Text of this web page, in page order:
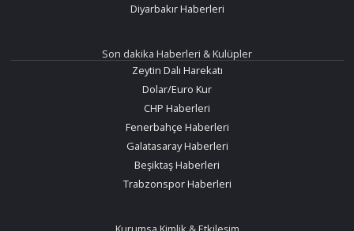
Diyarbakır Haberleri
Son dakika Haberleri & Kulüpler
Zeytin Dalı Harekatı
Dolar/Euro Kur
CHP Haberleri
Fenerbahçe Haberleri
Galatasaray Haberleri
Beşiktaş Haberleri
Trabzonspor Haberleri